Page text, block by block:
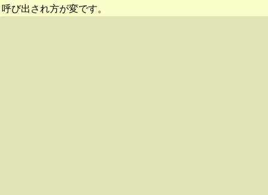
呼び出され方が変です。